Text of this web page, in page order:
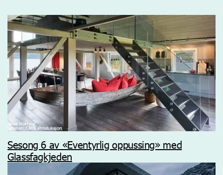
Sesong 6 av «Eventyrlig oppussing» med
Glassfagkjeden